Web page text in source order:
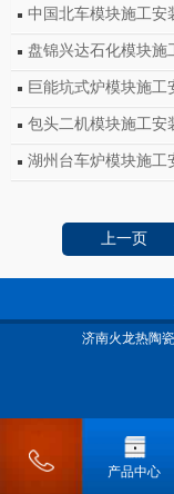
中国北车模块施工安
盘锦兴达石化模块施
巨能坑式炉模块施工
包头二机模块施工安
湖州台车炉模块施工
上一页
济南火龙热陶
产品中心